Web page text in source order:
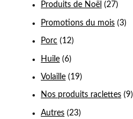
Produits de Noël (27)
Promotions du mois (3)
Porc (12)
Huile (6)
Volaille (19)
Nos produits raclettes (9)
Autres (23)